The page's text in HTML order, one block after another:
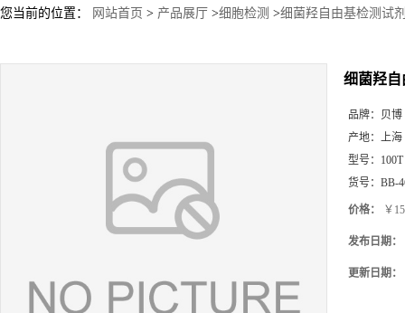
您当前的位置： 网站首页 > 产品展厅 >细胞检测 >细菌羟自由基检测试
细菌羟自
品牌： 贝博
产地： 上海
型号： 100T
货号： BB-
价格： ￥
发布日期：
更新日期：